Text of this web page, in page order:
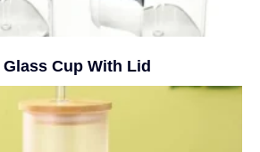
Cup With Lid